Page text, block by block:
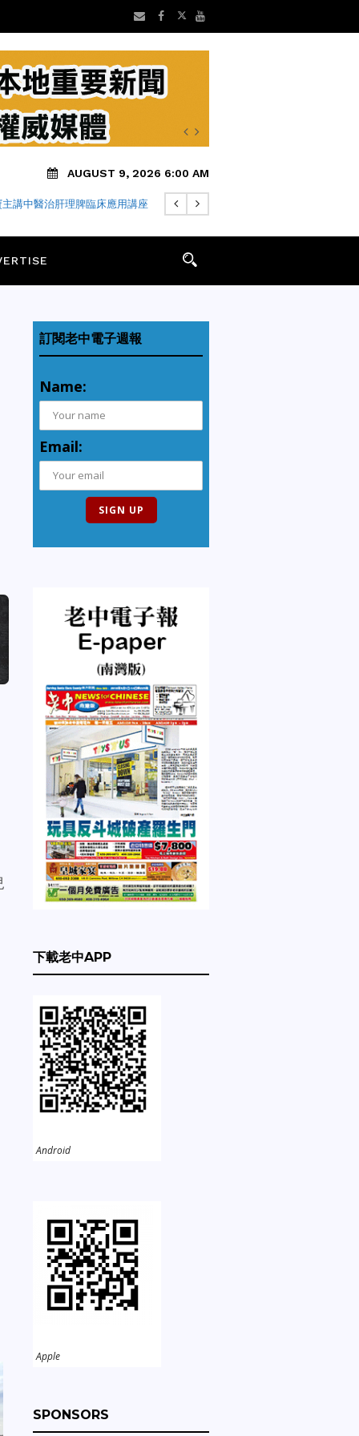
AUGUST 9, 2026 6:00 AM
主講中醫治肝理脾臨床應用講座
訂閱老中電子週報
Name:
Email:
下載老中APP
Android
Apple
SPONSORS